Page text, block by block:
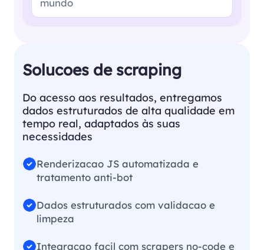
mundo
Solucoes de scraping
Do acesso aos resultados, entregamos
dados estruturados de alta qualidade em
tempo real, adaptados às suas
necessidades
Renderizacao JS automatizada e
tratamento anti-bot
Dados estruturados com validacao e
limpeza
Integracao facil com scrapers no-code e